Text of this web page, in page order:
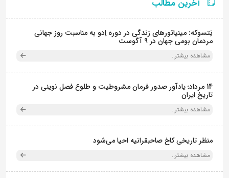
آخرین مطالب
نِتسوکه: مینیاتورهای زندگی در دوره اِدو به مناسبت روز جهانی
مردمان بومی جهان در 9 آگوست
مشاهده بیشتر..
14 مرداد؛ یادآور صدور فرمان مشروطیت و طلوع فصل نوینی در
تاریخ ایران
مشاهده بیشتر..
منظر تاریخی کاخ صاحبقرانیه احیا می‌شود
مشاهده بیشتر..